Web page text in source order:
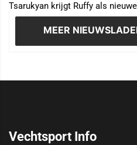
Tsarukyan krijgt Ruffy als
MEER NIEUWS
Vechtsport Info